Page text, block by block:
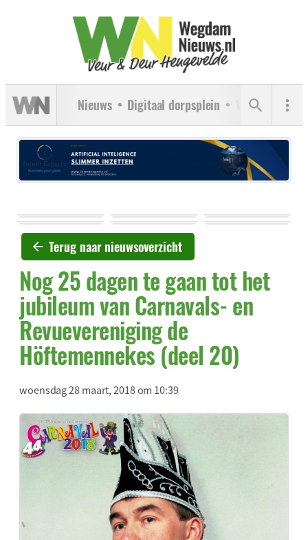
Nieuws Digitaal dorpsplein Verenigingen
Terug naar nieuwsoverzicht
Nog 25 dagen te gaan tot het
jubileum van Carnavals- en
Revuevereniging de
Höftemennekes (deel 20)
woensdag 28 maart, 2018 om 10:39